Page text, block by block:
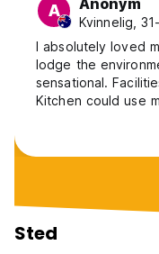
A Anonym
Kvinnelig,
I absolutely loved
lodge the
sensational.
Kitchen could use
Dorm rooms very
storage
bunks not very
out. Make sure you
get up here. Bus
a week and no
Sted